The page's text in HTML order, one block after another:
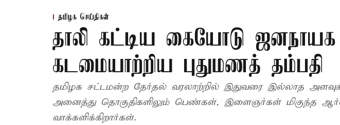
தமிழக செய்திகள்
தாலி கட்டிய கையோடு ஜனநாயக
கடமையாற்றிய புதுமணத் தம்பதி
தமிழக சட்டமன்ற தேர்தல் வரலாற்றில் இதுவரை இல்லாத
அனைத்து தொகுதிகளிலும் பெண்கள், இளைஞர்கள் மிகுந்த
வாக்களிக்கிறார்கள்.